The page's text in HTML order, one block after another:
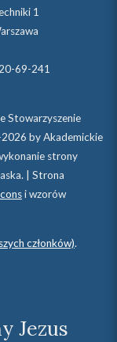
1
69-241
Stowarzyszenie
by Akademickie
strony
| Strona
i wzorów
członków).
Jezus